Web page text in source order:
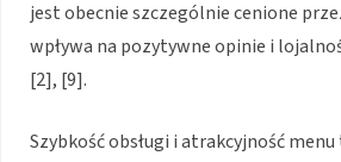
jest obecnie szczególnie cenione
wpływa na pozytywne opinie i
[2], [9].
Szybkość obsługi i atrakcyjność